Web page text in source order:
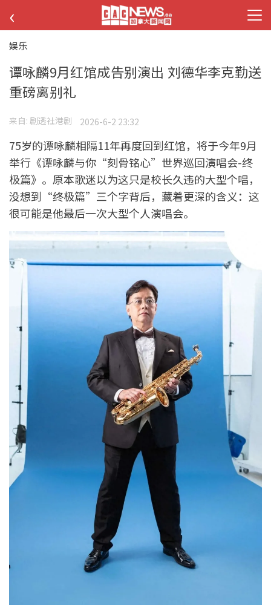
‹
娱乐
谭咏麟9月红馆成告别演出 刘德华李克勤送
重磅离别礼
来自: 剧透社港剧 2026-6-2 23:32
75岁的谭咏麟相隔11年再度回到红馆，将于今年9月
举行《谭咏麟与你“刻骨铭心”世界巡回演唱会-终
极篇》。原本歌迷以为这只是校长久违的大型个唱，
没想到“终极篇”三个字背后，藏着更深的含义：这
很可能是他最后一次大型个人演唱会。